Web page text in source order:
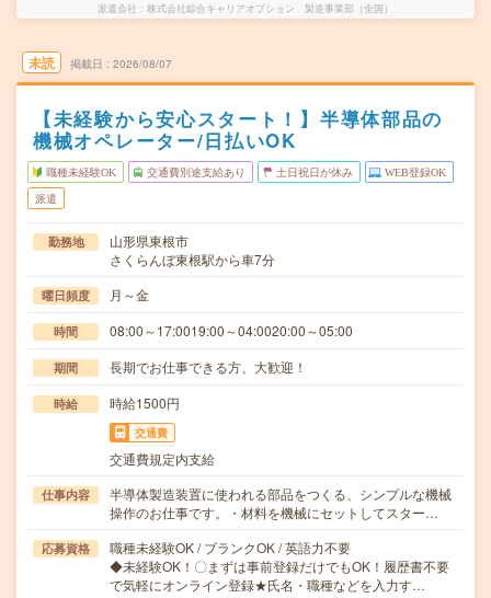
派遣会社 株式会社綜合キャリアオプション 製造事業部（全国）
未読 掲載日 2026/08/07
【未経験から安心スタート！】半導体部品の
機械オペレーター/日払いOK
職種未経験OK 交通費別途支給あり 土日祝日が休み WEB登録OK
派遣
勤務地
山形県東根市
さくらんぼ東根駅から車7分
曜日頻度 月～金
時間 08:00～17:0019:00～04:0020:00～05:00
期間 長期でお仕事できる方、大歓迎！
時給 時給1500円
交通費
交通費規定内支給
仕事内容
半導体製造装置に使われる部品をつくる、シンプルな機械
操作のお仕事です。・材料を機械にセットしてスター…
応募資格
職種未経験OK / ブランクOK / 英語力不要
◆未経験OK！〇まずは事前登録だけでもOK！履歴書不要
で気軽にオンライン登録★氏名・職種などを入力す…